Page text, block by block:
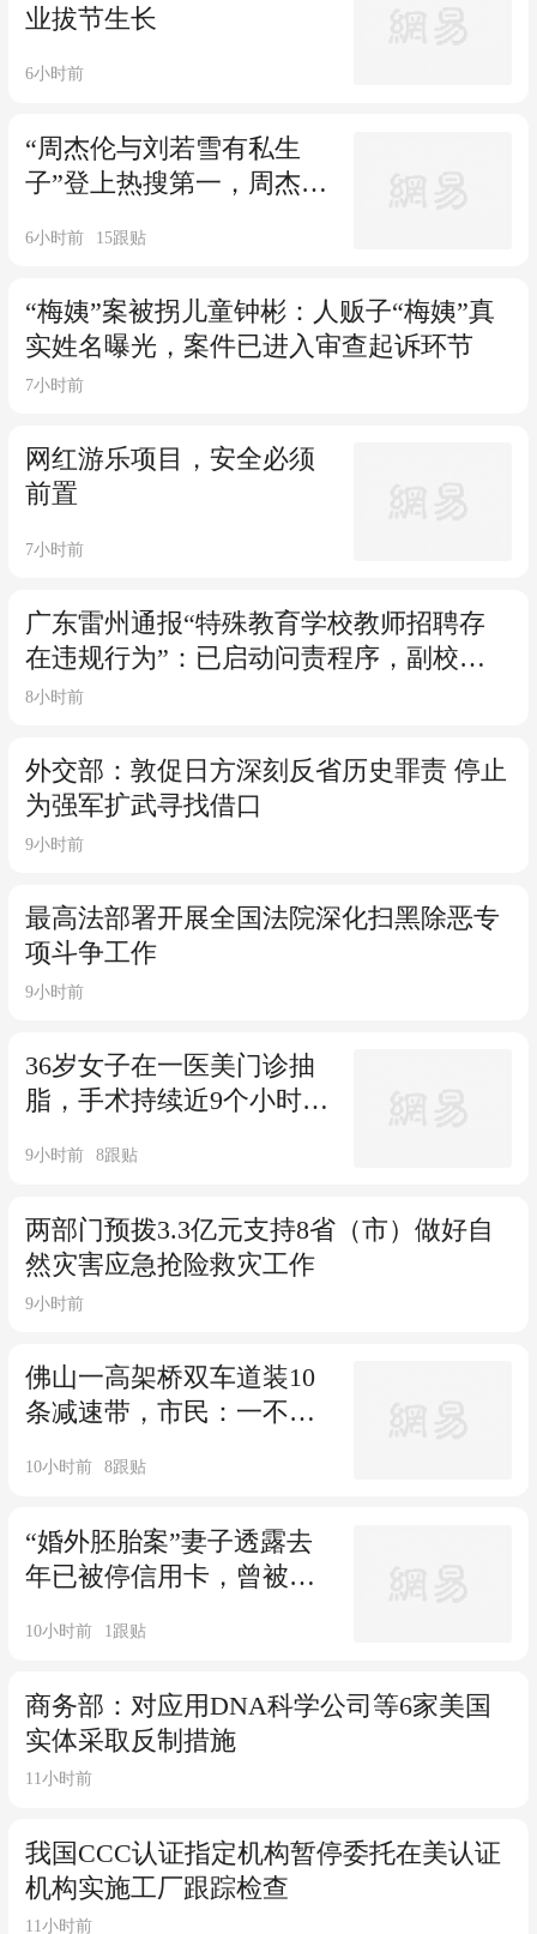
业拔节生长
6小时前
“周杰伦与刘若雪有私生
子”登上热搜第一，周杰伦
会官微吐槽：现在网络造
6小时前 15跟贴
“梅姨”案被拐儿童钟彬：人贩子“梅姨”真
实姓名曝光，案件已进入审查起诉环节
7小时前
网红游乐项目，安全必须
前置
7小时前
广东雷州通报“特殊教育学校教师招聘存
在违规行为”：已启动问责程序，副校长
被停职
8小时前
外交部：敦促日方深刻反省历史罪责 停止
为强军扩武寻找借口
9小时前
最高法部署开展全国法院深化扫黑除恶专
项斗争工作
9小时前
36岁女子在一医美门诊抽
脂，手术持续近9个小时后
业，官方已立案
9小时前 8跟贴
两部门预拨3.3亿元支持8省（市）做好自
然灾害应急抢险救灾工作
9小时前
佛山一高架桥双车道装10
条减速带，市民：一不小
10小时前 8跟贴
“婚外胚胎案”妻子透露去
年已被停信用卡，曾被动
见面
10小时前 1跟贴
商务部：对应用DNA科学公司等6家美国
实体采取反制措施
11小时前
我国CCC认证指定机构暂停委托在美认证
机构实施工厂跟踪检查
11小时前